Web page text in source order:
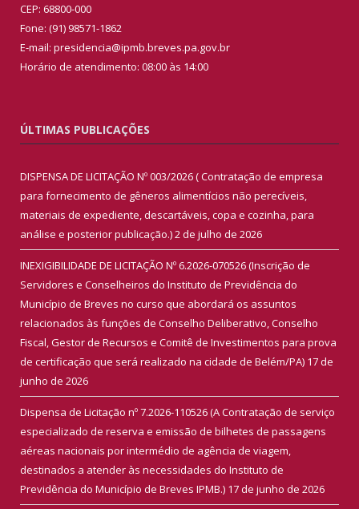
CEP: 68800-000
Fone: (91) 98571-1862
E-mail: presidencia@ipmb.breves.pa.gov.br
Horário de atendimento: 08:00 às 14:00
ÚLTIMAS PUBLICAÇÕES
DISPENSA DE LICITAÇÃO Nº 003/2026 ( Contratação de empresa
para fornecimento de gêneros alimentícios não perecíveis,
materiais de expediente, descartáveis, copa e cozinha, para
análise e posterior publicação.)2 de julho de 2026
INEXIGIBILIDADE DE LICITAÇÃO Nº 6.2026-070526 (Inscrição de
Servidores e Conselheiros do Instituto de Previdência do
Município de Breves no curso que abordará os assuntos
relacionados às funções de Conselho Deliberativo, Conselho
Fiscal, Gestor de Recursos e Comitê de Investimentos para prova
de certificação que será realizado na cidade de Belém/PA) 17 de
junho de 2026
Dispensa de Licitação nº 7.2026-110526 (A Contratação de serviço
especializado de reserva e emissão de bilhetes de passagens
aéreas nacionais por intermédio de agência de viagem,
destinados a atender às necessidades do Instituto de
Previdência do Município de Breves IPMB.) 17 de junho de 2026